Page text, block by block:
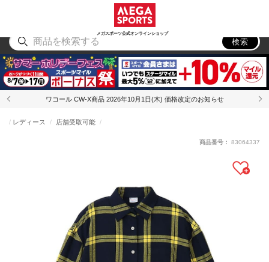
メガスポーツ公式オンラインショップ
アウトドア
検索
ワコール CW-X商品 2026年10月1日(木) 価格改定のお知らせ
レディース 店舗受取可能
商品番号： 83064337